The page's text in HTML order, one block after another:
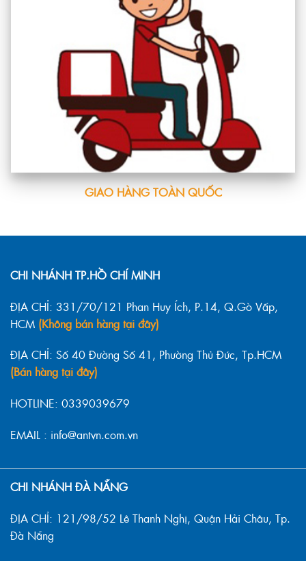
GIAO HÀNG TOÀN QUỐC
CHI NHÁNH TP.HỒ CHÍ MINH
ĐỊA CHỈ: 331/70/121 Phan Huy Ích, P.14, Q.Gò Vấp,
HCM (Không bán hàng tại đây)
ĐỊA CHỈ: Số 40 Đường Số 41, Phường Thủ Đức, Tp.HCM
(Bán hàng tại đây)
HOTLINE: 0339039679
EMAIL : info@antvn.com.vn
CHI NHÁNH ĐÀ NẴNG
ĐỊA CHỈ: 121/98/52 Lê Thanh Nghị, Quận Hải Châu, Tp.
Đà Nẵng